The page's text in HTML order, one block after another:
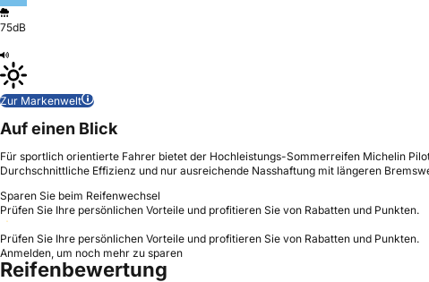
75dB
Zur Markenwelt
Auf einen Blick
Für sportlich orientierte Fahrer bietet der Hochleistungs-Sommerreifen Michelin
Durchschnittliche Effizienz und nur ausreichende Nasshaftung mit längeren
Sparen Sie beim Reifenwechsel
Prüfen Sie Ihre persönlichen Vorteile und profitieren Sie von Rabatten und Punkten.
Prüfen Sie Ihre persönlichen Vorteile und profitieren Sie von Rabatten und Punkten.
Anmelden, um noch mehr zu sparen
Reifenbewertung